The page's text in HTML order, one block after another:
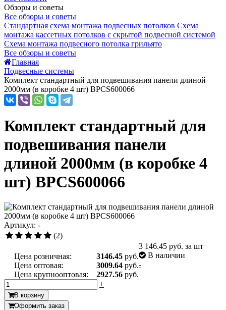
Обзоры и советы
Все обзоры и советы
Стандартная схема монтажа подвесных потолков Схема
монтажа кассетных потолков с скрытой подвесной системой
Схема монтажа подвесного потолка грильято
Все обзоры и советы
Главная
Подвесные системы
Комплект стандартный для подвешивания панели длиной
2000мм (в коробке 4 шт) BPCS600066
Комплект стандартный для
подвешивания панели
длиной 2000мм (в коробке 4
шт) BPCS600066
Артикул: -
(2)
Цена розничная: 3146.45 руб.
Цена оптовая:
3009.64 руб.
Цена крупнооптовая:
2927.56 руб.
3 146.45 руб. за шт
В наличии
-
+
В корзину
Оформить заказ